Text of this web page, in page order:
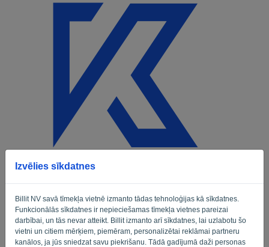
Izvēlies sīkdatnes
Billit NV savā tīmekļa vietnē izmanto tādas tehnoloģijas kā sīkdatnes.
Funkcionālās sīkdatnes ir nepieciešamas tīmekļa vietnes pareizai
darbībai, un tās nevar atteikt. Billit izmanto arī sīkdatnes, lai uzlabotu šo
vietni un citiem mērķiem, piemēram, personalizētai reklāmai partneru
kanālos, ja jūs sniedzat savu piekrišanu. Tādā gadījumā daži personas
Welkom
E-pasts
Parole